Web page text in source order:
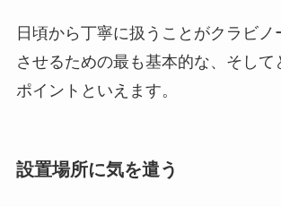
日頃から丁寧に扱うことがクラビノ
させるための最も基本的な、そして
ポイントといえます。
設置場所に気を遣う